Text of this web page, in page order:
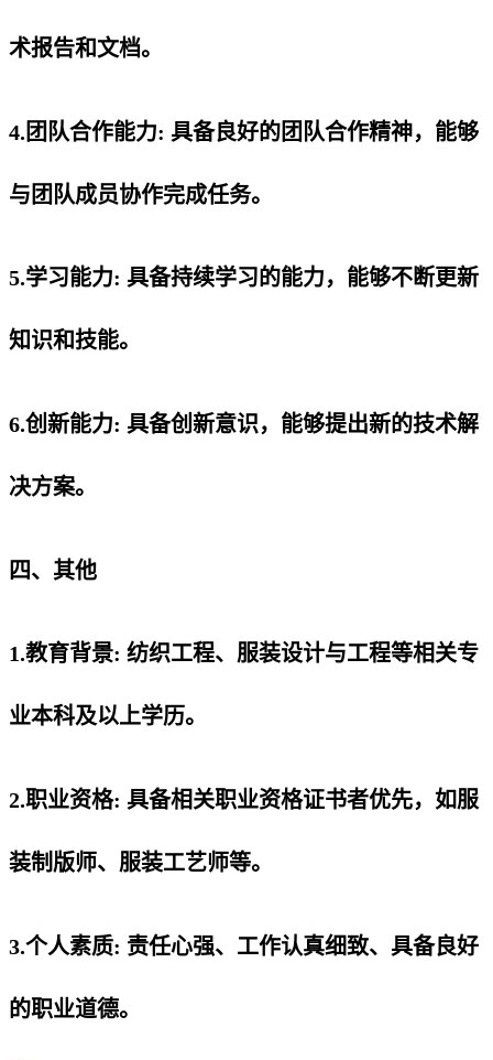
术报告和文档。
4.团队合作能力: 具备良好的团队合作精神，能够
与团队成员协作完成任务。
5.学习能力: 具备持续学习的能力，能够不断更新
知识和技能。
6.创新能力: 具备创新意识，能够提出新的技术解
决方案。
四、其他
1.教育背景: 纺织工程、服装设计与工程等相关专
业本科及以上学历。
2.职业资格: 具备相关职业资格证书者优先，如服
装制版师、服装工艺师等。
3.个人素质: 责任心强、工作认真细致、具备良好
的职业道德。